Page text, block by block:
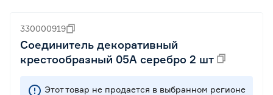
330000919
Соединитель декоративный
крестообразный 05А серебро 2 шт
Этот товар не продается в выбранном регионе